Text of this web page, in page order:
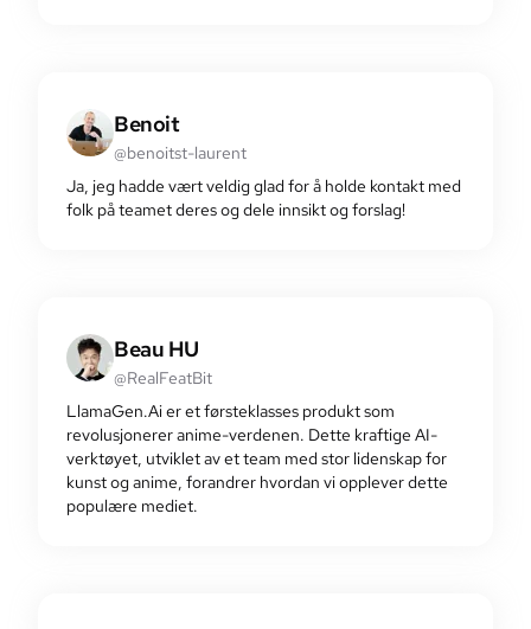
Benoit
@benoitst-laurent
Ja, jeg hadde vært veldig glad for å holde kontakt med
folk på teamet deres og dele innsikt og forslag!
Beau HU
@RealFeatBit
LlamaGen.Ai er et førsteklasses produkt som
revolusjonerer anime-verdenen. Dette kraftige AI-
verktøyet, utviklet av et team med stor lidenskap for
kunst og anime, forandrer hvordan vi opplever dette
populære mediet.